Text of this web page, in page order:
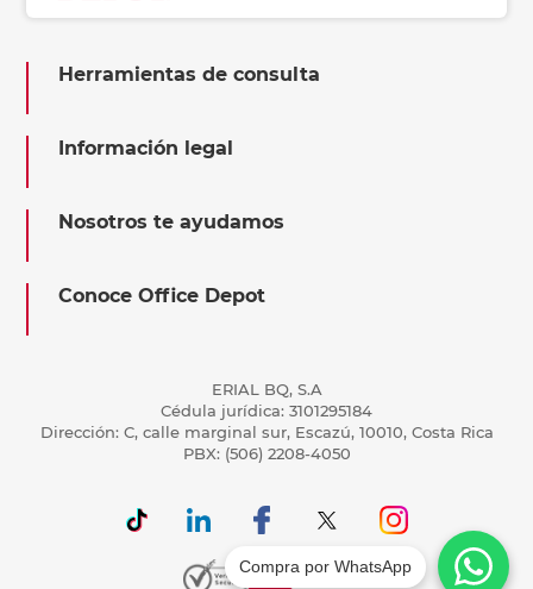
Herramientas de consulta
Información legal
Nosotros te ayudamos
Conoce Office Depot
ERIAL BQ, S.A
Cédula jurídica: 3101295184
Dirección: C, calle marginal sur, Escazú, 10010, Costa Rica
PBX: (506) 2208-4050
Compra por WhatsApp